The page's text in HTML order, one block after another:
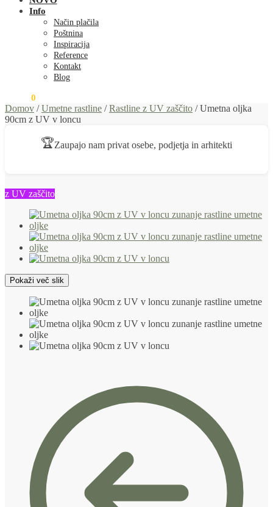
Info
Način plačila
Poštnina
Inspiracija
Reference
Kontakt
Blog
0
Domov /Umetne rastline /Rastline z UV zaščito /Umetna oljka
90cm z UV v loncu
🏆Zaupajo nam privat osebe, podjetja in arhitekti
z UV zaščito
Pokaži več slik